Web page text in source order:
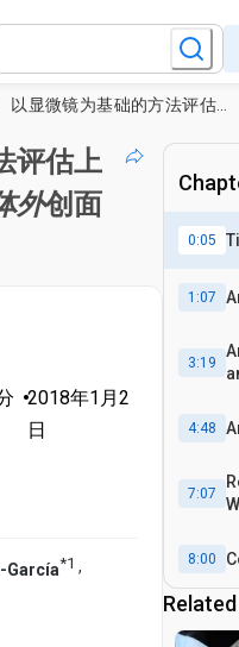
评估上
外创面
•2018年1月2
日
García*1 ,
0:05
1:07
3:19
4:48
7:07
8:00